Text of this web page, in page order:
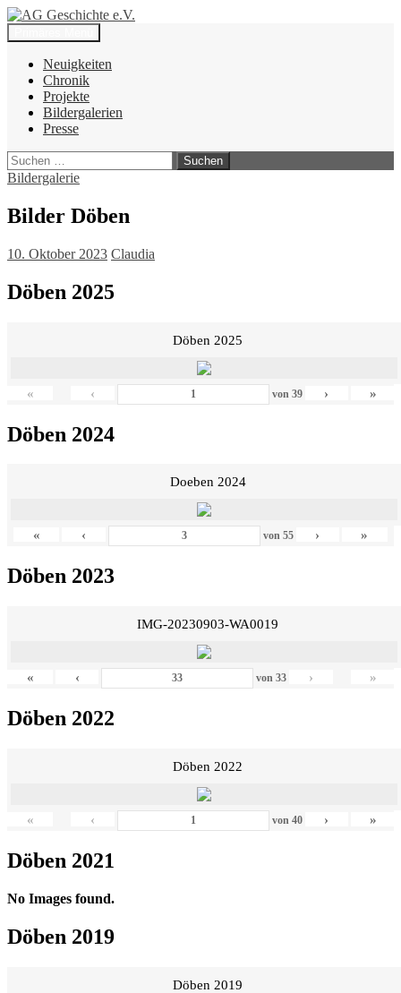
Zum
Inhalt
springen
AG Geschichte e.V.
Suchen
Neuigkeiten
Chronik
Projekte
Bildergalerien
Presse
Suchen
nach:
Bildergalerie
Bilder Döben
10. Oktober 2023 Claudia
Döben 2025
Döben 2025
« ‹ von 39 › »
Döben 2024
Doeben 2024
« ‹ von 55 › »
Döben 2023
IMG-20230903-WA0019
« ‹ von33 › »
Döben 2022
Döben 2022
« ‹ von 40 › »
Döben 2021
No Images found.
Döben 2019
Döben 2019